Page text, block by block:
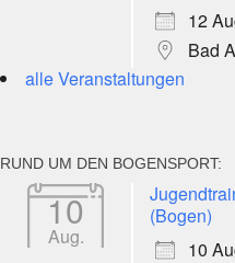
12
Bad
alle Veranstaltungen
RUND UM DEN BOGENSPORT:
10
Aug.
(Bogen)
10